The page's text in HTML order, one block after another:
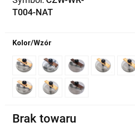
T004-NAT
Kolor/Wzór
Brak towaru